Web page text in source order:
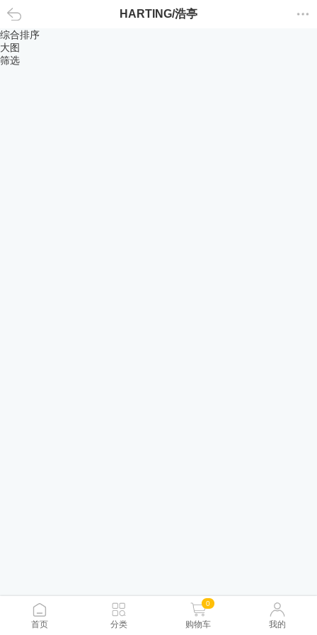
返回 HARTING/浩亭
综合排序
大图
筛选
首页 分类
0
购物车 我的